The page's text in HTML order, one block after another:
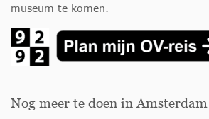
museum te komen.
Nog meer te doen in Amsterdam